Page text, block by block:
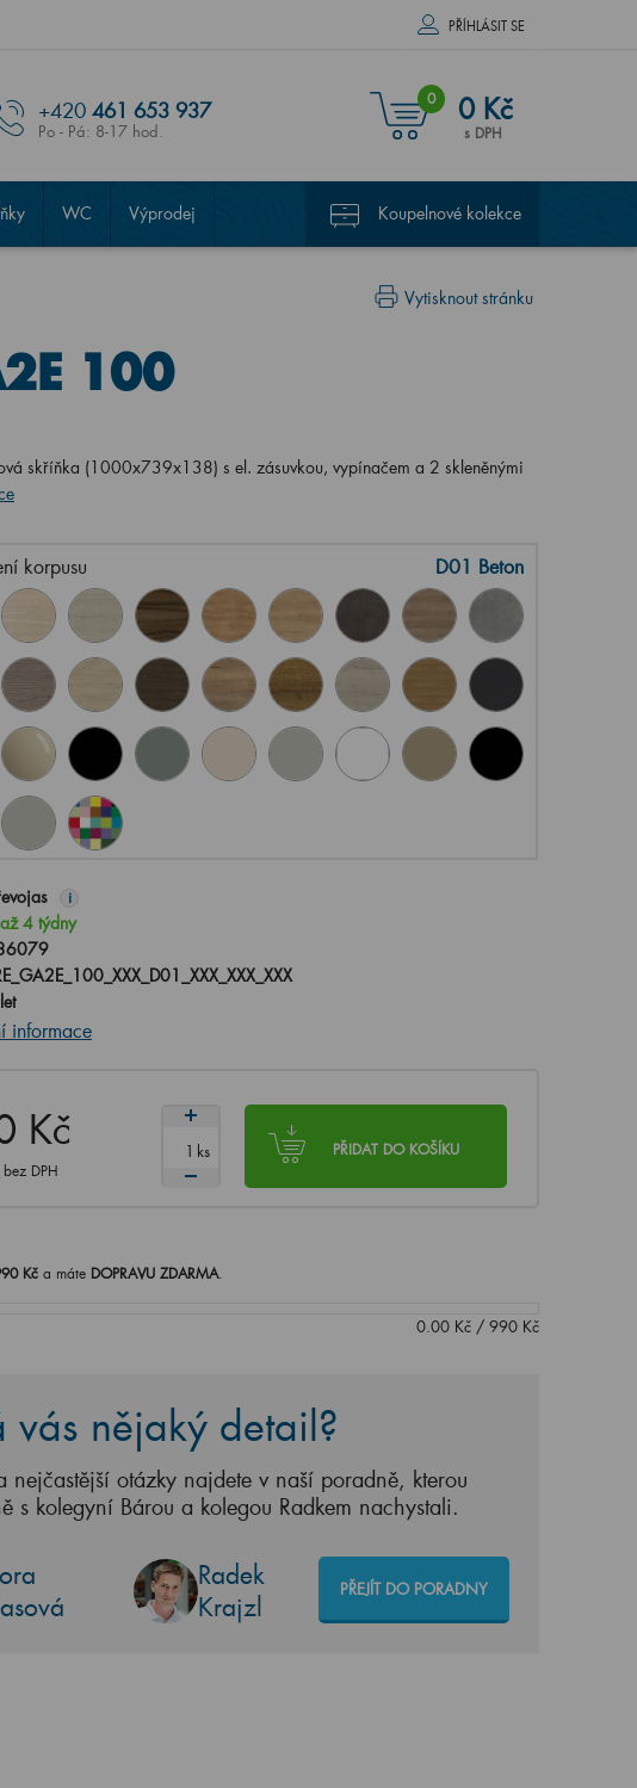
PŘÍHLÁSIT SE
+420 461 653 937
Po - Pá: 8-17 hod.
0 0 Kč
s DPH
WC Výprodej Koupelnové kolekce
Vytisknout stránku
100
skříňka (1000x739x138) s el. zásuvkou, vypínačem a 2 skleněnými
korpusu D01 Beton
i
4 týdny
informace
Kč
bez DPH
PŘIDAT DO KOŠÍKU
ks
Kč a máte DOPRAVU ZDARMA.
0.00Kč/ 990Kč
vás nějaký detail?
nejčastější otázky najdete v naší poradně, kterou
s kolegyní Bárou a kolegou Radkem nachystali.
Radek
Krajzl
PŘEJÍT DO PORADNY